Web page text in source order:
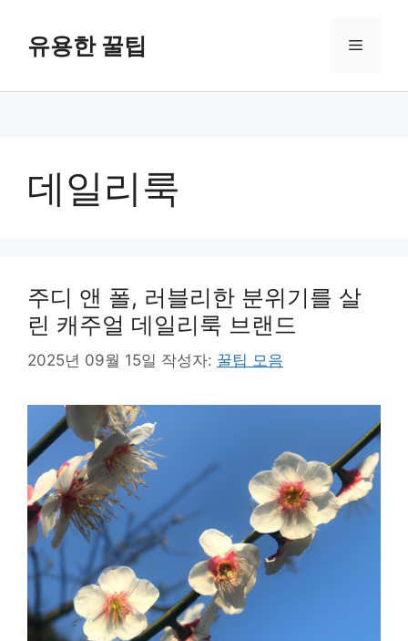
유용한 꿀팁 메
데일리룩
주디 앤 폴, 러블리한 분위기를 살
린 캐주얼 데일리룩 브랜드
2025년 09월 15일 작성자: 꿀팁 모음